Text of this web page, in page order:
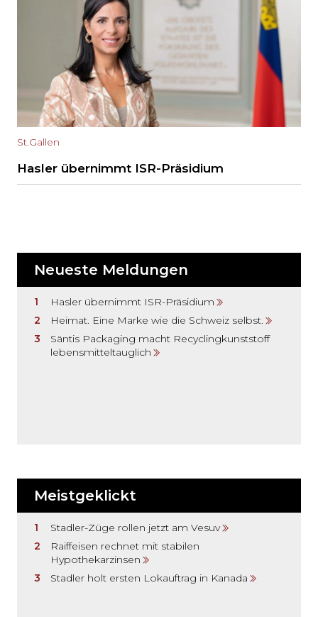
St.Gallen
Hasler übernimmt ISR-Präsidium
Neueste Meldungen
Hasler übernimmt ISR-Präsidium
Heimat. Eine Marke wie die Schweiz selbst.
Säntis Packaging macht Recyclingkunststoff
lebensmitteltauglich
Meistgeklickt
Stadler-Züge rollen jetzt am Vesuv
Raiffeisen rechnet mit stabilen
Hypothekarzinsen
Stadler holt ersten Lokauftrag in Kanada